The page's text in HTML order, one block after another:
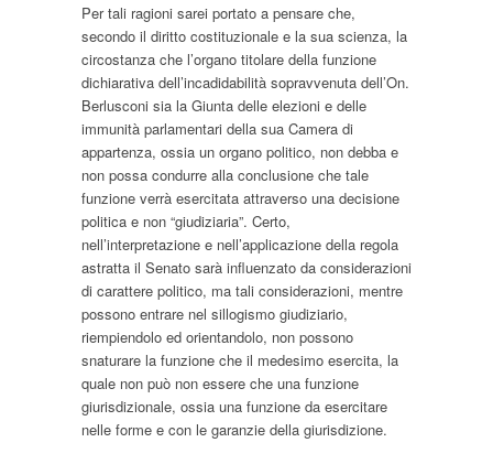
Per tali ragioni sarei portato a pensare che,
secondo il diritto costituzionale e la sua scienza, la
circostanza che l’organo titolare della funzione
dichiarativa dell’incadidabilità sopravvenuta dell’On.
Berlusconi sia la Giunta delle elezioni e delle
immunità parlamentari della sua Camera di
appartenza, ossia un organo politico, non debba e
non possa condurre alla conclusione che tale
funzione verrà esercitata attraverso una decisione
politica e non “giudiziaria”. Certo,
nell’interpretazione e nell’applicazione della regola
astratta il Senato sarà influenzato da considerazioni
di carattere politico, ma tali considerazioni, mentre
possono entrare nel sillogismo giudiziario,
riempiendolo ed orientandolo, non possono
snaturare la funzione che il medesimo esercita, la
quale non può non essere che una funzione
giurisdizionale, ossia una funzione da esercitare
nelle forme e con le garanzie della giurisdizione.